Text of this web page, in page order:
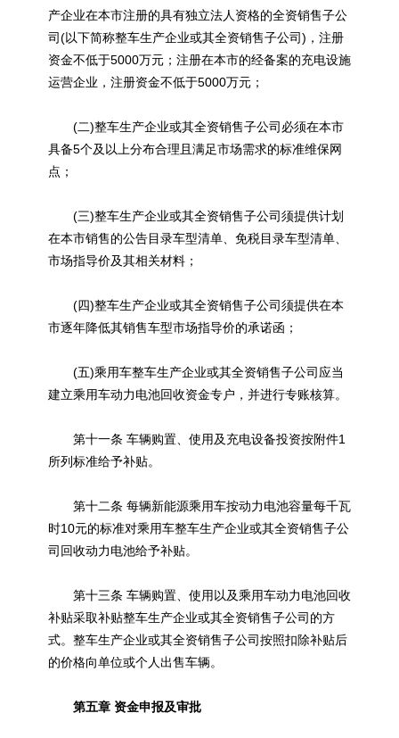
产企业在本市注册的具有独立法人资格的全资销售子公
司(以下简称整车生产企业或其全资销售子公司)，注册
资金不低于5000万元；注册在本市的经备案的充电设施
运营企业，注册资金不低于5000万元；
(二)整车生产企业或其全资销售子公司必须在本市
具备5个及以上分布合理且满足市场需求的标准维保网
点；
(三)整车生产企业或其全资销售子公司须提供计划
在本市销售的公告目录车型清单、免税目录车型清单、
市场指导价及其相关材料；
(四)整车生产企业或其全资销售子公司须提供在本
市逐年降低其销售车型市场指导价的承诺函；
(五)乘用车整车生产企业或其全资销售子公司应当
建立乘用车动力电池回收资金专户，并进行专账核算。
第十一条 车辆购置、使用及充电设备投资按附件1
所列标准给予补贴。
第十二条 每辆新能源乘用车按动力电池容量每千瓦
时10元的标准对乘用车整车生产企业或其全资销售子公
司回收动力电池给予补贴。
第十三条 车辆购置、使用以及乘用车动力电池回收
补贴采取补贴整车生产企业或其全资销售子公司的方
式。整车生产企业或其全资销售子公司按照扣除补贴后
的价格向单位或个人出售车辆。
第五章 资金申报及审批